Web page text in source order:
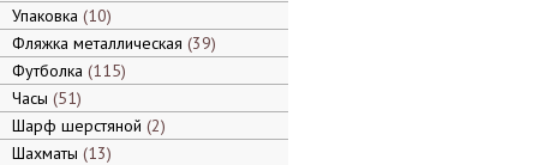
Упаковка 10
Фляжка металлическая 39
Футболка 115
Часы 51
Шарф шерстяной 2
Шахматы 13